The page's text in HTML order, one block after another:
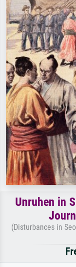
Unruhen in
(Disturbances in